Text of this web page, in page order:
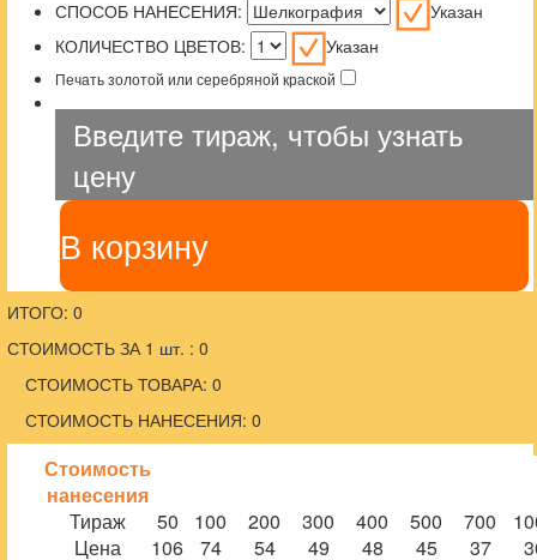
СПОСОБ НАНЕСЕНИЯ:
Указан
КОЛИЧЕСТВО ЦВЕТОВ:
Указан
Печать золотой или серебряной краской
Введите тираж, чтобы узнать
цену
В корзину
ИТОГО: 0
СТОИМОСТЬ ЗА 1 шт. : 0
СТОИМОСТЬ ТОВАРА: 0
СТОИМОСТЬ НАНЕСЕНИЯ: 0
Стоимость
нанесения
Тираж
50 100 200 300 400 500 700
Цена
106 74 54 49 48 45 37